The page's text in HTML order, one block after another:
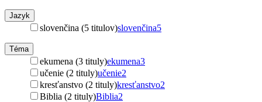
Jazyk
slovenčina (5 titulov)slovenčina5
Téma
ekumena (3 tituly)ekumena3
učenie (2 tituly)učenie2
kresťanstvo (2 tituly)kresťanstvo2
Biblia (2 tituly)Biblia2